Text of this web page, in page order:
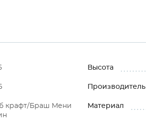
Высота
Производитель
крафт/Браш Мени
Материал